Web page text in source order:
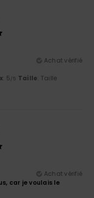
Achat vérifié
: 5/5 Taille: Taille
Achat vérifié
car je voulais le